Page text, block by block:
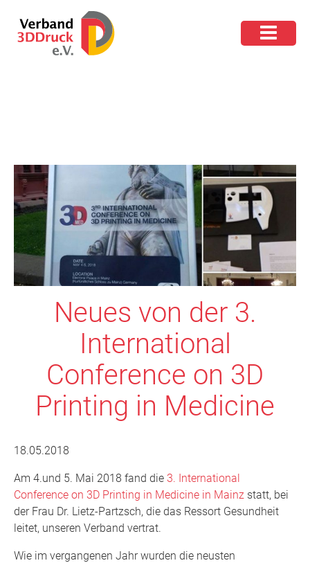
Neues von der 3.
International
Conference on 3D
Printing in Medicine
18.05.2018
Am 4.und 5. Mai 2018 fand die 3. International
Conference on 3D Printing in Medicine in Mainz statt, bei
der Frau Dr. Lietz-Partzsch, die das Ressort Gesundheit
leitet, unseren Verband vertrat.
Wie im vergangenen Jahr wurden die neusten